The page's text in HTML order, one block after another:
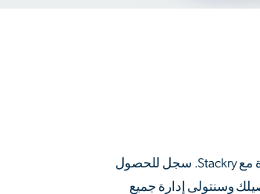
اكتشف بساطة التسوق في الولايات المتحدة مع Stackry. سجل للحصول
وسنتولى إدارة جميع